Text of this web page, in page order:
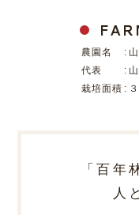
農園名 :
代表
:
栽培面積 :
「百年
人